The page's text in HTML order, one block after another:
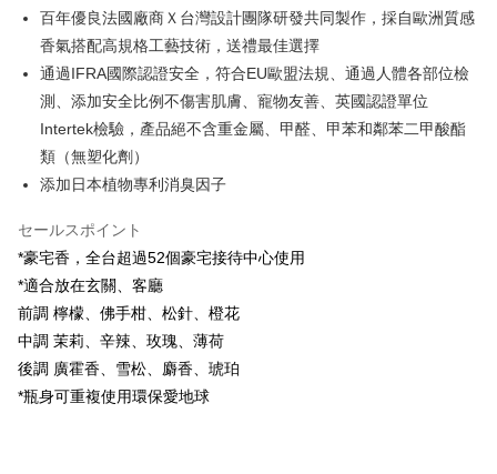
Apple Pay
JKOPAY
Easy Wallet
Google Pay
Plus Pay
説明
一、 AFTEE代金後払いについて
1.お支払い方法でAFTEE代金後払いを選択すると、携帯電話認証ウィンド
ウが表示されます。
3.注文するときのお支払いは不要です。商品はご指定の住所に配送されま
す。
4.ご注文が完了すると、携帯に支払い通知のSMSが届きます。アプリ会員
の場合は、AFTEE アプリプッシュ通知が届きます。
ATM払い
配送方法
全家付款取貨
配送毎にNT$100、NT$600以上で送料無料
百年優良法國廠商Ｘ台灣設計團隊研發共同製作，採自歐洲質感
香氣搭配高規格工藝技術，送禮最佳選擇
通過IFRA國際認證安全，符合EU歐盟法規、通過人體各部位檢
測、添加安全比例不傷害肌膚、寵物友善、英國認證單位
Intertek檢驗，產品絕不含重金屬、甲醛、甲苯和鄰苯二甲酸酯
類（無塑化劑）
添加日本植物專利消臭因子
セールスポイント
*豪宅香，全台超過52個豪宅接待中心使用
*適合放在玄關、客廳
前調 檸檬、佛手柑、松針、橙花
中調 茉莉、辛辣、玫瑰、薄荷
後調 廣霍香、雪松、麝香、琥珀
*瓶身可重複使用環保愛地球